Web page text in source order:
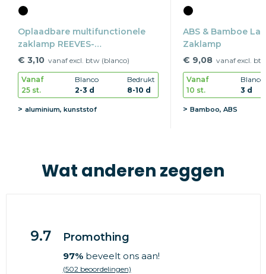
Oplaadbare multifunctionele
zaklamp REEVES-
SUPERSQUARE
€ 3,10 vanaf excl. btw (blanco)
Vanaf
25 st.
Blanco
2-3 d
Bedrukt
8-10 d
aluminium, kunststof
ABS & Bamboe
Zaklamp
€ 9,08 vanaf excl.
Vanaf
10 st.
Blanco
3 d
Bamboo, ABS
Wat anderen zeggen
9.7 Promothing
97%beveelt ons aan!
(502 beoordelingen)